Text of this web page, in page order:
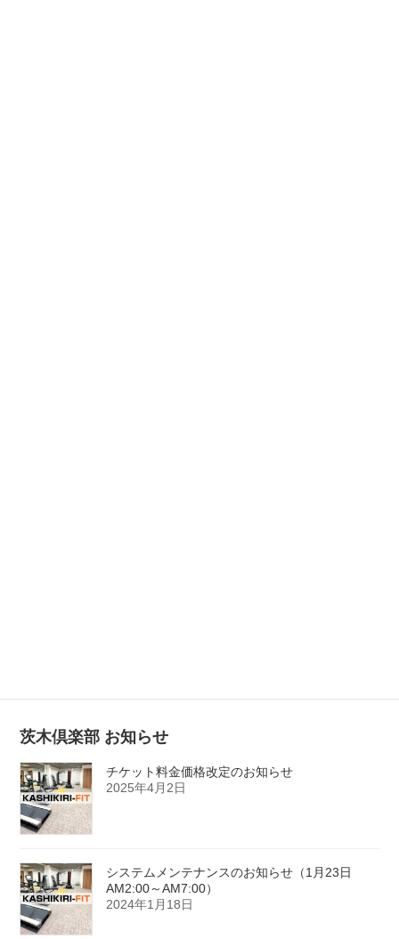
茨木倶楽部 お知らせ
チケット料金価格改定のお知らせ
2025年4月2日
システムメンテナンスのお知らせ（1月23日
AM2:00～AM7:00）
2024年1月18日